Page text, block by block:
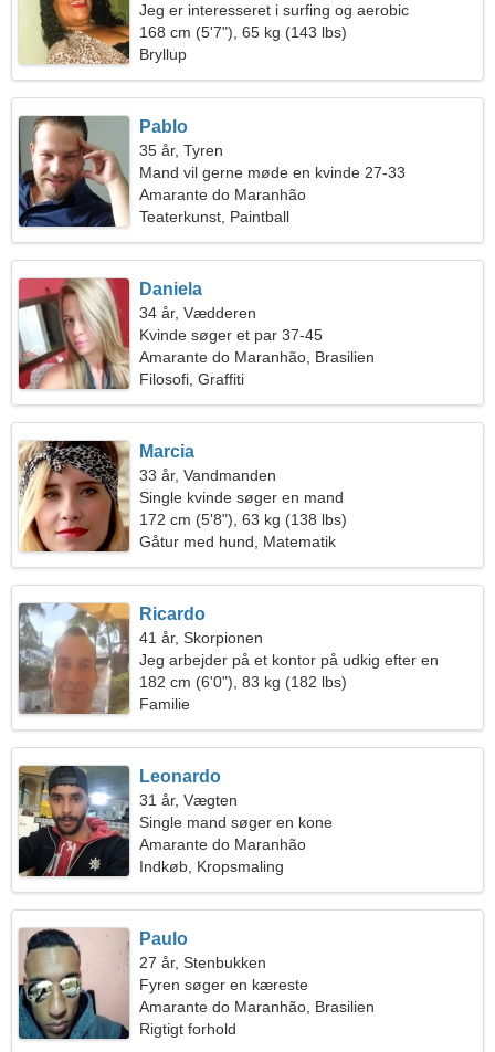
Jeg er interesseret i surfing og aerobic
168 cm (5'7"), 65 kg (143 lbs)
Bryllup
Pablo
35 år, Tyren
Mand vil gerne møde en kvinde 27-33
Amarante do Maranhão
Teaterkunst, Paintball
Daniela
34 år, Vædderen
Kvinde søger et par 37-45
Amarante do Maranhão, Brasilien
Filosofi, Graffiti
Marcia
33 år, Vandmanden
Single kvinde søger en mand
172 cm (5'8"), 63 kg (138 lbs)
Gåtur med hund, Matematik
Ricardo
41 år, Skorpionen
Jeg arbejder på et kontor på udkig efter en
legende kvinde
182 cm (6'0"), 83 kg (182 lbs)
Familie
Leonardo
31 år, Vægten
Single mand søger en kone
Amarante do Maranhão
Indkøb, Kropsmaling
Paulo
27 år, Stenbukken
Fyren søger en kæreste
Amarante do Maranhão, Brasilien
Rigtigt forhold